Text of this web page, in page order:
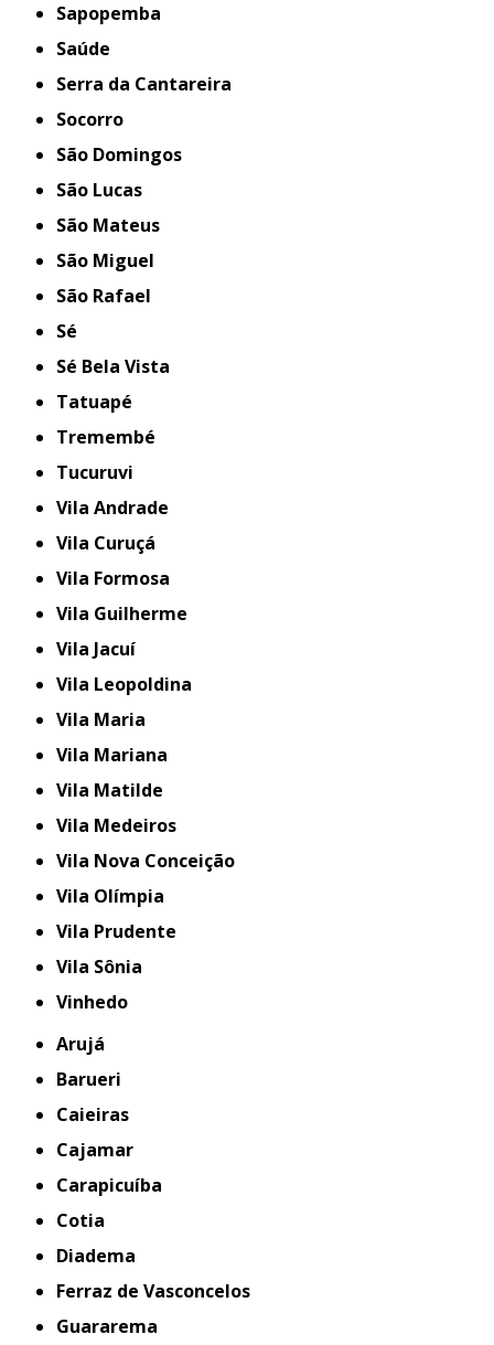
Sapopemba
Saúde
Serra da Cantareira
Socorro
São Domingos
São Lucas
São Mateus
São Miguel
São Rafael
Sé
Sé Bela Vista
Tatuapé
Tremembé
Tucuruvi
Vila Andrade
Vila Curuçá
Vila Formosa
Vila Guilherme
Vila Jacuí
Vila Leopoldina
Vila Maria
Vila Mariana
Vila Matilde
Vila Medeiros
Vila Nova Conceição
Vila Olímpia
Vila Prudente
Vila Sônia
Vinhedo
Arujá
Barueri
Caieiras
Cajamar
Carapicuíba
Cotia
Diadema
Ferraz de Vasconcelos
Guararema